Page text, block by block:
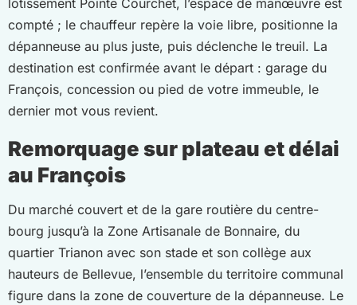
compté ; le chauffeur repère la voie libre, positionne la
dépanneuse au plus juste, puis déclenche le treuil. La
destination est confirmée avant le départ : garage du
François, concession ou pied de votre immeuble, le
dernier mot vous revient.
Remorquage sur plateau et délai
au François
Du marché couvert et de la gare routière du centre-
bourg jusqu’à la Zone Artisanale de Bonnaire, du
quartier Trianon avec son stade et son collège aux
hauteurs de Bellevue, l’ensemble du territoire communal
figure dans la zone de couverture de la dépanneuse. Le